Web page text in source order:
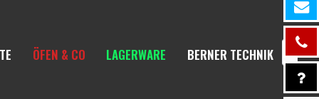
ÖFEN & CO LAGERWARE BERNER TECHNIK